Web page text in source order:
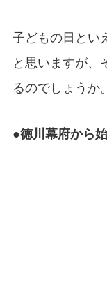
子どもの日とい
と思いますが、
るのでしょうか。
●徳川幕府から